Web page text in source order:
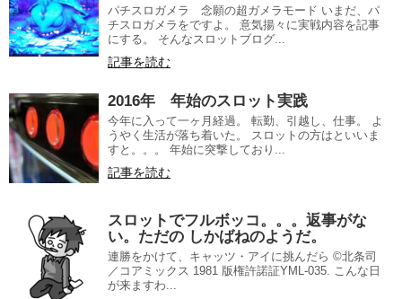
パチスロガメラ 念願の超ガメラモード いまだ、パ
チスロガメラをですよ。 意気揚々に実戦内容を記事
にする。 そんなスロットブログ...
記事を読む
2016年 年始のスロット実践
今年に入って一ヶ月経過。 転勤、引越し、仕事。 よ
うやく生活が落ち着いた。 スロットの方はといいま
すと。。。 年始に突撃しており...
記事を読む
スロットでフルボッコ。。。返事がな
い。ただの しかばねのようだ。
連勝をかけて、キャッツ・アイに挑んだら ©北条司
／コアミックス 1981 版権許諾証YML-035. こんな日
が来ますわ...